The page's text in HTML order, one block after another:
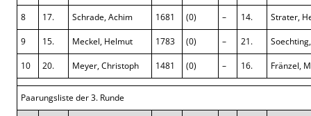
8 17. Schrade, Achim 1681 (0) – 14. Strater,
9 15. Meckel, Helmut 1783 (0) – 21.
10 20. Meyer, Christoph 1481 (0) – 16. Fränzel,
Paarungsliste der 3. Runde